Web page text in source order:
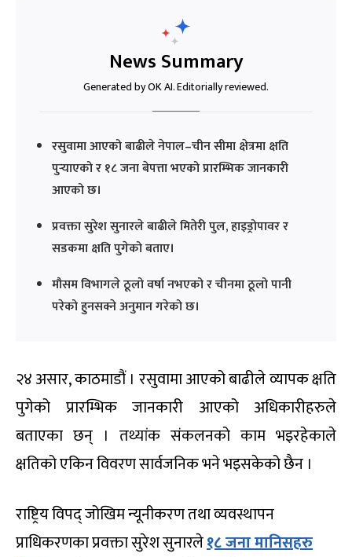
News Summary
Generated by OK AI. Editorially reviewed.
रसुवामा आएको बाढीले नेपाल–चीन सीमा क्षेत्रमा क्षति
पुर्‍याएको र १८ जना बेपत्ता भएको प्रारम्भिक जानकारी
आएको छ।
प्रवक्ता सुरेश सुनारले बाढीले मितेरी पुल, हाइड्रोपावर र
सडकमा क्षति पुगेको बताए।
मौसम विभागले ठूलो वर्षा नभएको र चीनमा ठूलो पानी
परेको हुनसक्ने अनुमान गरेको छ।
२४ असार, काठमाडौं । रसुवामा आएको बाढीले व्यापक क्षति
पुगेको प्रारम्भिक जानकारी आएको अधिकारीहरुले
बताएका छन् । तथ्यांक संकलनको काम भइरहेकाले
क्षतिको एकिन विवरण सार्वजनिक भने भइसकेको छैन ।
राष्ट्रिय विपद् जोखिम न्यूनीकरण तथा व्यवस्थापन
प्राधिकरणका प्रवक्ता सुरेश सुनारले१८ जना मानिसहरु